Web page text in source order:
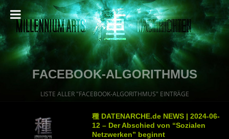
FACEBOOK-ALGORITHMUS
LISTE ALLER "FACEBOOK-ALGORITHMUS" EINTRÄGE
種 DATENARCHE.de NEWS | 2024-06-
12 – Der Abschied von “Sozialen
Netzwerken” beginnt